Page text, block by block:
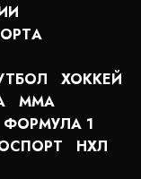
ХОККЕЙ
MMA
ФОРМУЛА 1
НХЛ